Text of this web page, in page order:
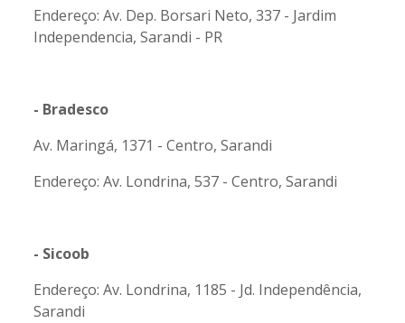
Endereço: Av. Dep. Borsari Neto, 337 - Jardim
Independencia, Sarandi - PR
- Bradesco
Av. Maringá, 1371 - Centro, Sarandi
Endereço: Av. Londrina, 537 - Centro, Sarandi
- Sicoob
Endereço: Av. Londrina, 1185 - Jd. Independência,
Sarandi